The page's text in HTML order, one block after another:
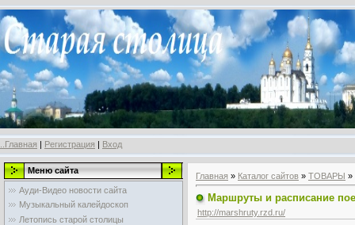
..Главная | Регистрация | Вход
Меню сайта
Ауди-Видео новости сайта
Музыкальный калейдоскоп
Летопись старой столицы
Главная » Каталог сайтов » ТОВАРЫ »
Маршруты и расписание
http://marshruty.rzd.ru/